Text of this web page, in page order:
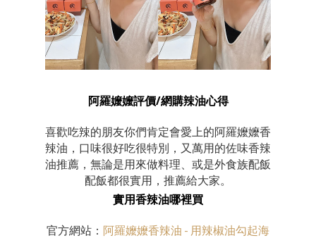
阿羅嬤嬤評價/網購辣油心得
喜歡吃辣的朋友你們肯定會愛上的阿羅嬤嬤香
辣油，口味很好吃很特別，又萬用的佐味香辣
油推薦，無論是用來做料理、或是外食族配飯
配飯都很實用，推薦給大家。
實用香辣油哪裡買
官方網站： 阿羅嬤嬤香辣油 - 用辣椒油勾起海